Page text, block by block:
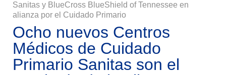
Sanitas y BlueCross BlueShield of Tennessee en
alianza por el Cuidado Primario
Ocho nuevos Centros
Médicos de Cuidado
Primario Sanitas son el